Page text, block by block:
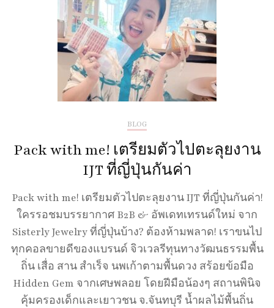
BLOG
Pack with me! เตรียมตัวไปตะลุยงาน
IJT ที่ญี่ปุ่นกันค่า
Pack with me! เตรียมตัวไปตะลุยงาน IJT ที่ญี่ปุ่นกันค่า!
ใครรอชมบรรยากาศ B2B & อัพเดทเทรนด์ใหม่ จาก
Sisterly Jewelry ที่ญี่ปุ่นบ้าง? ต้องห้ามพลาด! เราขนไป
ทุกคอลขายดีของแบรนด์ จิวเวลรีทุนทางวัฒนธรรมพื้น
ถิ่น เสื่อ สาน สำเร็จ นพเก้าตามพื้นดวง สร้อยข้อมือ
Hidden Gem จากเศษพลอย โดยฝีมือน้องๆ สถานพินิจ
คุ้มครองเด็กและเยาวชน จ.จันทบุรี น้ำผลไม้พื้นถิ่น